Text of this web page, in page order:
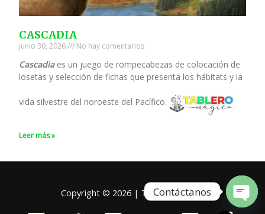
CASCADIA
junio 30, 2026 No hay comentarios
Cascadiaes un juego de rompecabezas de colocación de
losetas y selección de fichas que presenta los hábitats y la
vida silvestre del noroeste del Pacífico.
Leer más »
Copyright © 2026 | Tablero Mágico
Contáctanos
Open